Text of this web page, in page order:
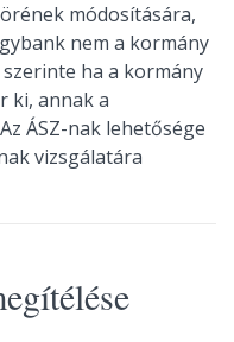
módosítására,
nem a kormány
ha a kormány
ki, annak a
ÁSZ-nak lehetősége
vizsgálatára